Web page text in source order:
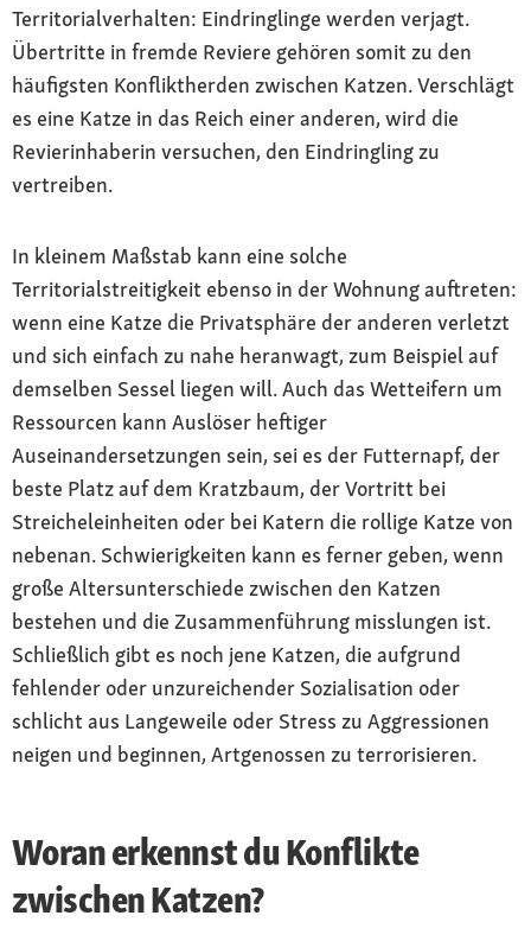
Territorialverhalten: Eindringlinge werden verjagt.
Übertritte in fremde Reviere gehören somit zu den
häufigsten Konfliktherden zwischen Katzen. Verschlägt
es eine Katze in das Reich einer anderen, wird die
Revierinhaberin versuchen, den Eindringling zu
vertreiben.
In kleinem Maßstab kann eine solche
Territorialstreitigkeit ebenso in der Wohnung auftreten:
wenn eine Katze die Privatsphäre der anderen verletzt
und sich einfach zu nahe heranwagt, zum Beispiel auf
demselben Sessel liegen will. Auch das Wetteifern um
Ressourcen kann Auslöser heftiger
Auseinandersetzungen sein, sei es der Futternapf, der
beste Platz auf dem Kratzbaum, der Vortritt bei
Streicheleinheiten oder bei Katern die rollige Katze von
nebenan. Schwierigkeiten kann es ferner geben, wenn
große Altersunterschiede zwischen den Katzen
bestehen und die Zusammenführung misslungen ist.
Schließlich gibt es noch jene Katzen, die aufgrund
fehlender oder unzureichender Sozialisation oder
schlicht aus Langeweile oder Stress zu Aggressionen
neigen und beginnen, Artgenossen zu terrorisieren.
Woran erkennst du Konflikte
zwischen Katzen?